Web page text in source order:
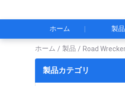
ホーム 製
ホーム / 製品 / Road
製品カテゴリ